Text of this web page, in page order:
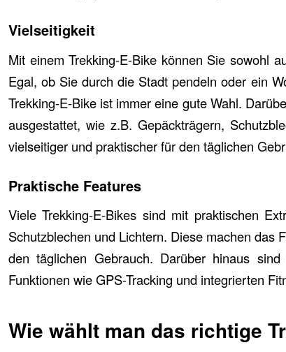
Vielseitigkeit
Mit einem Trekking-E-Bike können Sie sowohl
Egal, ob Sie durch die Stadt pendeln oder ein
Trekking-E-Bike ist immer eine gute Wahl.
ausgestattet, wie z.B. Gepäckträgern,
vielseitiger und praktischer für den täglichen
Praktische Features
Viele Trekking-E-Bikes sind mit praktischen
Schutzblechen und Lichtern. Diese machen das
den täglichen Gebrauch. Darüber hinaus
Funktionen wie GPS-Tracking und integrierten
Wie wählt man das richtige